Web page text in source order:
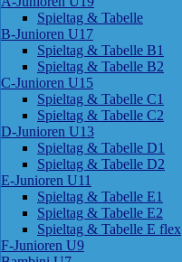
Spieltag & Tabelle
B-Junioren U17
Spieltag & Tabelle B1
Spieltag & Tabelle B2
C-Junioren U15
Spieltag & Tabelle C1
Spieltag & Tabelle C2
D-Junioren U13
Spieltag & Tabelle D1
Spieltag & Tabelle D2
E-Junioren U11
Spieltag & Tabelle E1
Spieltag & Tabelle E2
Spieltag & Tabelle E flex
F-Junioren U9